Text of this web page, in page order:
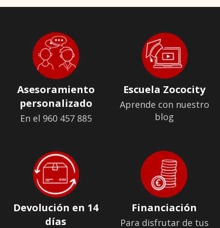
Asesoramiento
personalizado
En el 960 457 885
Escuela Zococity
Aprende con nuestro
blog
Devolución en 14
días
Financiación
Para disfrutar de tus